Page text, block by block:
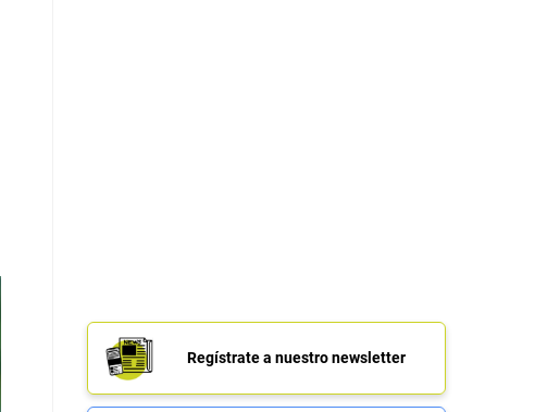
Regístrate a nuestro newsletter